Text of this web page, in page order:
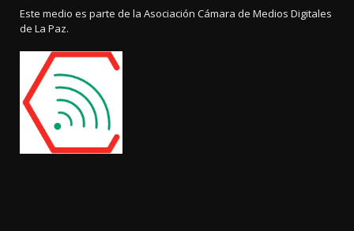
Este medio es parte de la Asociación Cámara de Medios Digitales
de La Paz.